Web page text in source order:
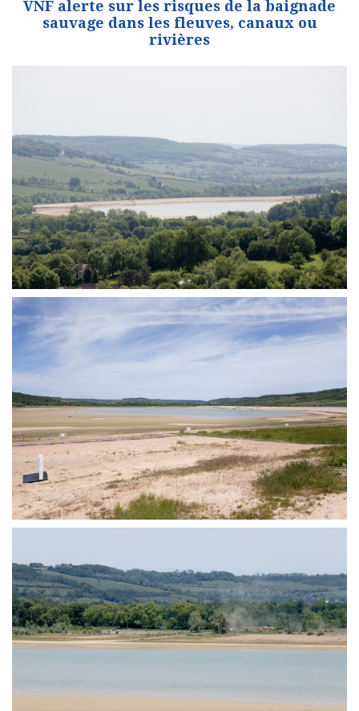
VNF alerte sur les risques de la baignade
sauvage dans les fleuves, canaux ou
rivières